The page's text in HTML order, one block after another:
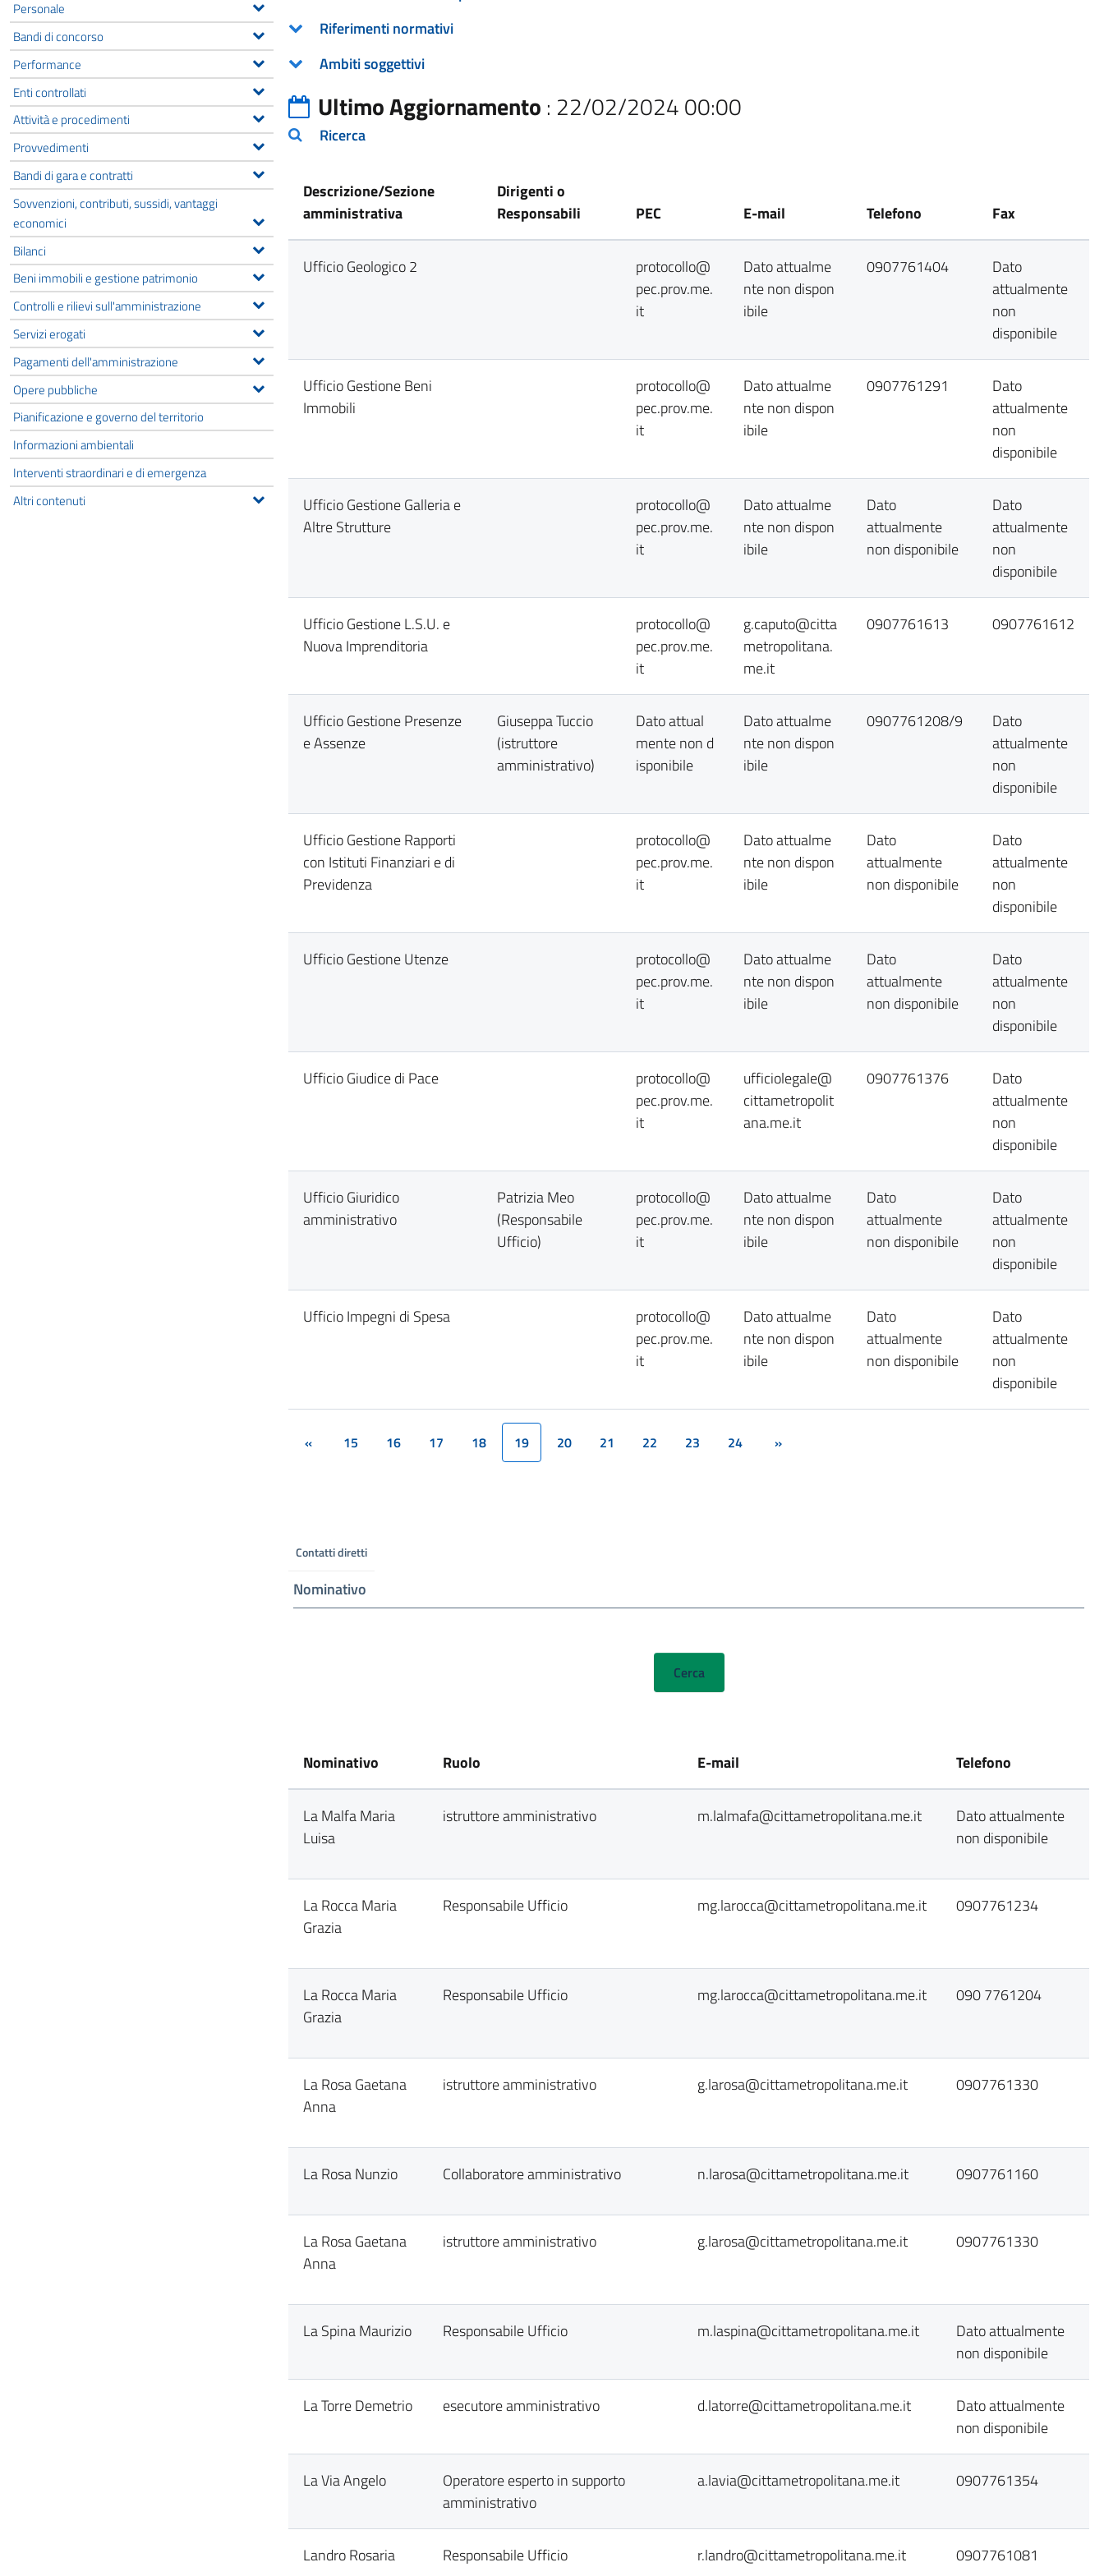
Personale
Bandi di concorso
Performance
Enti controllati
Attività e procedimenti
Provvedimenti
Bandi di gara e contratti
Sovvenzioni, contributi, sussidi, vantaggi
economici
Bilanci
Beni immobili e gestione patrimonio
Controlli e rilievi sull'amministrazione
Servizi erogati
Pagamenti dell'amministrazione
Opere pubbliche
Pianificazione e governo del territorio
Informazioni ambientali
Interventi straordinari e di emergenza
Altri contenuti
Riferimenti normativi
Ambiti soggettivi
Ultimo Aggiornamento : 22/02/2024 00:00
Ricerca
Descrizione/Sezione
amministrativa
Dirigenti o
Responsabili
PEC E-mail Telefono Fax
Ufficio Geologico 2
protocollo@
pec.prov.me.
it
Dato attualme
nte non dispon
ibile
0907761404
Dato
attualmente
non
disponibile
Ufficio Gestione Beni
Immobili
protocollo@
pec.prov.me.
it
Dato attualme
nte non dispon
ibile
0907761291
Dato
attualmente
non
disponibile
Ufficio Gestione Galleria e
Altre Strutture
protocollo@
pec.prov.me.
it
Dato attualme
nte non dispon
ibile
Dato
attualmente
non disponibile
Dato
attualmente
non
disponibile
Ufficio Gestione L.S.U. e
Nuova Imprenditoria
protocollo@
pec.prov.me.
it
g.caputo@citta
metropolitana.
me.it
0907761613 0907761612
Ufficio Gestione Presenze
e Assenze
Giuseppa Tuccio
(istruttore
amministrativo)
Dato attual
mente non d
isponibile
Dato attualme
nte non dispon
ibile
0907761208/9
Dato
attualmente
non
disponibile
Ufficio Gestione Rapporti
con Istituti Finanziari e di
Previdenza
protocollo@
pec.prov.me.
it
Dato attualme
nte non dispon
ibile
Dato
attualmente
non disponibile
Dato
attualmente
non
disponibile
Ufficio Gestione Utenze
protocollo@
pec.prov.me.
it
Dato attualme
nte non dispon
ibile
Dato
attualmente
non disponibile
Dato
attualmente
non
disponibile
Ufficio Giudice di Pace
protocollo@
pec.prov.me.
it
ufficiolegale@
cittametropolit
ana.me.it
0907761376
Dato
attualmente
non
disponibile
Ufficio Giuridico
amministrativo
Patrizia Meo
(Responsabile
Ufficio)
protocollo@
pec.prov.me.
it
Dato attualme
nte non dispon
ibile
Dato
attualmente
non disponibile
Dato
attualmente
non
disponibile
Ufficio Impegni di Spesa
protocollo@
pec.prov.me.
it
Dato attualme
nte non dispon
ibile
Dato
attualmente
non disponibile
Dato
attualmente
non
disponibile
« 15 16 17 18 19(current)
20 21 22 23 24 »
Contatti diretti
Nominativo
Nominativo Ruolo E-mail Telefono
La Malfa Maria
Luisa
istruttore amministrativo m.lalmafa@cittametropolitana.me.it
Dato attualmente
non disponibile
La Rocca Maria
Grazia
Responsabile Ufficio mg.larocca@cittametropolitana.me.it 0907761234
La Rocca Maria
Grazia
Responsabile Ufficio mg.larocca@cittametropolitana.me.it 090 7761204
La Rosa Gaetana
Anna
istruttore amministrativo g.larosa@cittametropolitana.me.it 0907761330
La Rosa Nunzio Collaboratore amministrativo n.larosa@cittametropolitana.me.it 0907761160
La Rosa Gaetana
Anna
istruttore amministrativo g.larosa@cittametropolitana.me.it 0907761330
La Spina Maurizio Responsabile Ufficio m.laspina@cittametropolitana.me.it
Dato attualmente
non disponibile
La Torre Demetrio esecutore amministrativo d.latorre@cittametropolitana.me.it
Dato attualmente
non disponibile
La Via Angelo
Operatore esperto in supporto
amministrativo
a.lavia@cittametropolitana.me.it 0907761354
Landro Rosaria Responsabile Ufficio r.landro@cittametropolitana.me.it 0907761081